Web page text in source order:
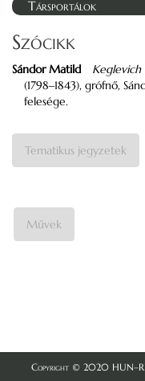
Társportálok
Szócikk
Sándor Matild
Keglevich
(1798‒1843), grófnő,
felesége.
Tematikus jegyzetek
Művek
Copyright © 2020